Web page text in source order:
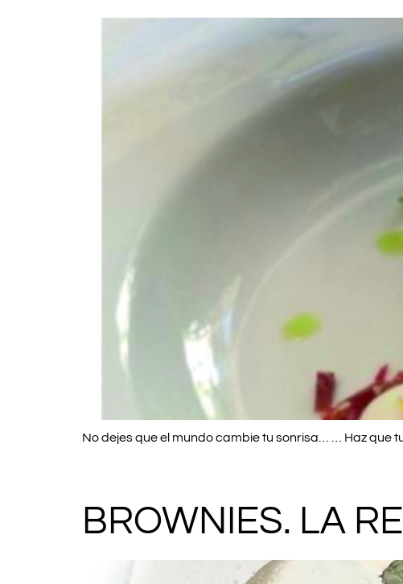
No dejes que el mundo cambie tu sonrisa… … Haz que
BROWNIES. LA